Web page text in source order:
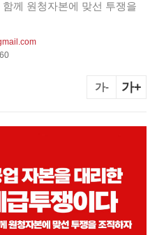
께 원청자본에 맞선 투쟁을
가- 가+